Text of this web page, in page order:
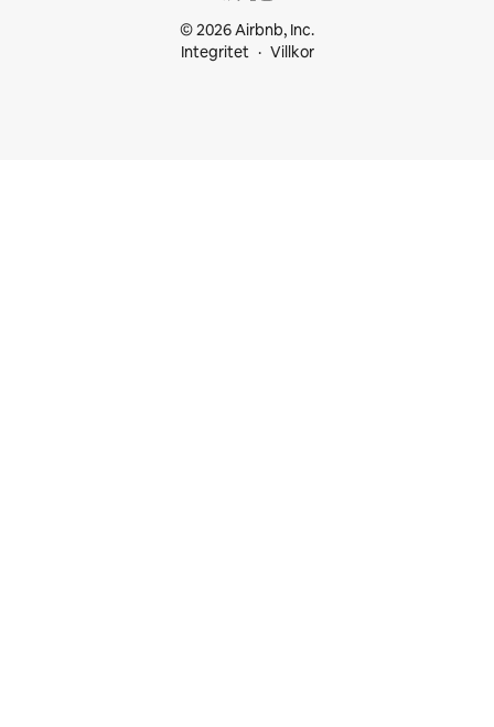
© 2026 Airbnb, Inc.
Integritet
Villkor